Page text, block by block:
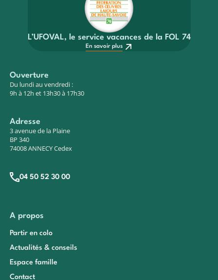
L’UFOVAL, le service vacances de la FOL 74
En savoir plus
Ouverture
Du lundi au vendredi :
9h à 12h et 13h30 à 17h30
Adresse
3 avenue de la Plaine
BP 340
74008 ANNECY Cedex
04 50 52 30 00
A propos
Partir en colo
Actualités & conseils
Espace famille
Contact